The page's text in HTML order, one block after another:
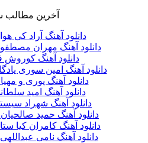
آخرین مطالب
دانلود آهنگ آراد کی
دانلود آهنگ مهران
دانلود آهنگ کوروش
دانلود آهنگ امین سوری
دانلود آهنگ پوری و
دانلود آهنگ امید
دانلود آهنگ شهراد
دانلود آهنگ حمید صالحیان
دانلود آهنگ کامران کیا
دانلود آهنگ نامی